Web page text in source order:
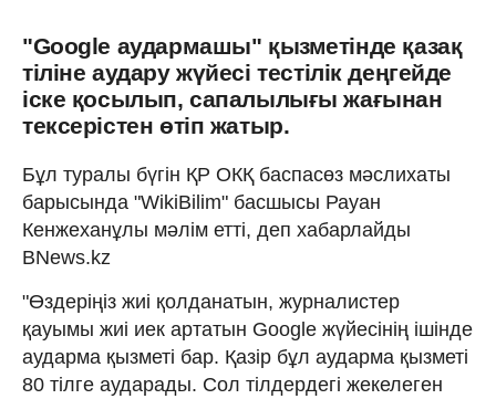
"Google аудармашы" қызметiнде қазақ
тiлiне аудару жүйесi тестiлiк деңгейде
iске қосылып, сапалылығы жағынан
тексерiстен өтiп жатыр.
Бұл туралы бүгiн ҚР ОКҚ баспасөз мәслихаты
барысында "WikiBilim" басшысы Рауан
Кенжеханұлы мәлім етті, деп хабарлайды
BNews.kz
"Өздерiңiз жиi қолданатын, журналистер
қауымы жиi иек артатын Google жүйесiнiң iшiнде
аударма қызметi бар. Қазiр бұл аударма қызметi
80 тiлге аударады. Сол тiлдердегi жекелеген